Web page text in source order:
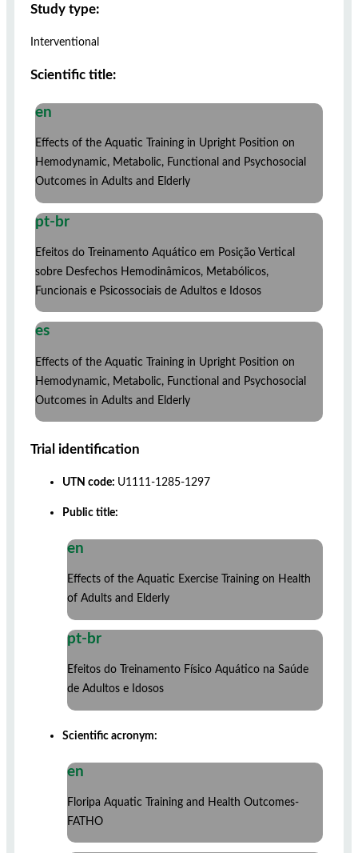
Study type:
Interventional
Scientific title:
en
Effects of the Aquatic Training in Upright Position on
Hemodynamic, Metabolic, Functional and Psychosocial
Outcomes in Adults and Elderly
pt-br
Efeitos do Treinamento Aquático em Posição Vertical
sobre Desfechos Hemodinâmicos, Metabólicos,
Funcionais e Psicossociais de Adultos e Idosos
es
Effects of the Aquatic Training in Upright Position on
Hemodynamic, Metabolic, Functional and Psychosocial
Outcomes in Adults and Elderly
Trial identification
UTN code: U1111-1285-1297
Public title:
en
Effects of the Aquatic Exercise Training on Health
of Adults and Elderly
pt-br
Efeitos do Treinamento Físico Aquático na Saúde
de Adultos e Idosos
Scientific acronym:
en
Floripa Aquatic Training and Health Outcomes-
FATHO